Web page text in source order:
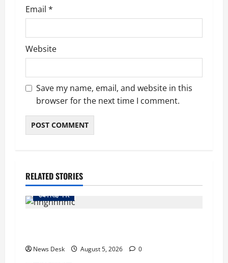
Email *
Website
Save my name, email, and website in this
browser for the next time I comment.
RELATED STORIES
उधम सिंह नगर
News Desk August 5, 2026
0